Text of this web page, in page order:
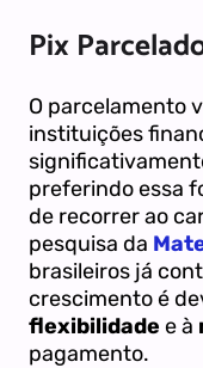
Pix
O parcelamento
instituições
preferindo essa
de recorrer ao
pesquisa da
brasileiros já
crescimento é
flexibilidade e à
pagamento.